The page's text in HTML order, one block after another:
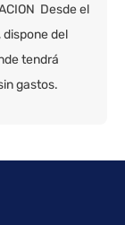
Desde el
dispone del
tendrá
gastos.